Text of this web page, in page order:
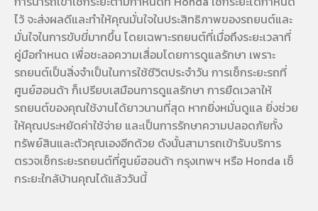
ไว้ จะส่งผลดีและทำให้คุณมั่นใจในประสิทธิภาพของรถยนต์และ
มั่นใจในการขับขี่มากขึ้น โดยเฉพาะรถยนต์ที่เมื่อถึงระยะเวลาที่
คู่มือกำหนด เพื่อชะลอความเสื่อมโดยการดูแลรักษา เพราะ
รถยนต์เป็นสิ่งจำเป็นในการใช้ชีวิตประจำวัน การเช็กระยะรถที่
ศูนย์ฮอนด้า ก็เปรียบเสมือนการดูแลรักษา การยืดเวลาให้
รถยนต์ของคุณใช้งานได้ยาวนานที่สุด หากยิ่งหมั่นดูแล ยิ่งช่วย
ให้คุณประหยัดค่าใช้จ่าย และเป็นการรักษาความปลอดภัยทั้ง
ทรัพย์สินและตัวคุณเองอีกด้วย ดังนั้นสามารถเข้ารับบริการ
ตรวจเช็กระยะรถยนต์ที่ศูนย์ฮอนด้า กรุงเทพฯ หรือ Honda เช็
กระยะใกล้บ้านคุณได้แล้ววันนี้